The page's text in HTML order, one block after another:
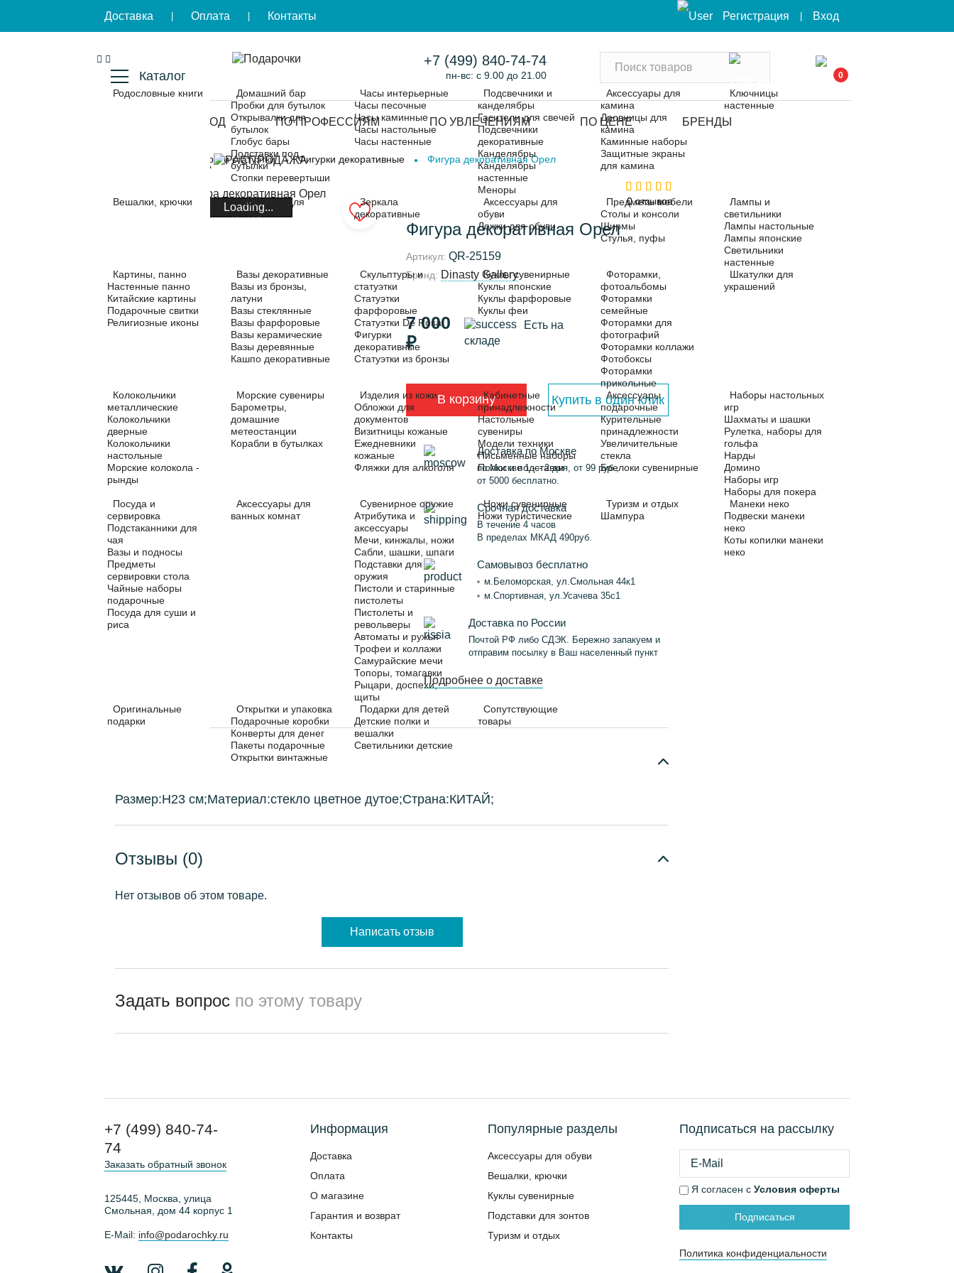
Доставка Оплата Контакты Регистрация Вход
ПОВОД ПО ПРОФЕССИЯМ ПО УВЛЕЧЕНИЯМ ПО ЦЕНЕ БРЕНДЫ
РАСПРОДАЖА
Каталог
Родословные книги
Домашний бар
Пробки для бутылок
Открывалки для
бутылок
Глобус бары
Подставки под
бутылки
Стопки перевертыши
Часы интерьерные
Часы песочные
Часы каминные
Часы настольные
Часы настенные
Подсвечники и
канделябры
Гасители для свечей
Подсвечники
декоративные
Канделябры
Канделябры
настенные
Меноры
Аксессуары для
камина
Дровницы для
камина
Каминные наборы
Защитные экраны
для камина
Ключницы
настенные
Вешалки, крючки
Подставки для
зонтов
Зеркала
декоративные
Аксессуары для
обуви
Ложки для обуви
Предметы мебели
Столы и консоли
Ширмы
Стулья, пуфы
Лампы и
светильники
Лампы настольные
Лампы японские
Светильники
настенные
Картины, панно
Настенные панно
Китайские картины
Подарочные свитки
Религиозные иконы
Вазы декоративные
Вазы из бронзы,
латуни
Вазы стеклянные
Вазы фарфоровые
Вазы керамические
Вазы деревянные
Кашпо декоративные
Скульптуры и
статуэтки
Статуэтки
фарфоровые
Статуэтки De Rosa
Фигурки
декоративные
Статуэтки из бронзы
Куклы сувенирные
Куклы японские
Куклы фарфоровые
Куклы феи
Фоторамки,
фотоальбомы
Фоторамки
семейные
Фоторамки для
фотографий
Фоторамки коллажи
Фотобоксы
Фоторамки
прикольные
Шкатулки для
украшений
Колокольчики
металлические
Колокольчики
дверные
Колокольчики
настольные
Морские колокола -
рынды
Морские сувениры
Барометры,
домашние
метеостанции
Корабли в бутылках
Изделия из кожи
Обложки для
документов
Визитницы кожаные
Ежедневники
кожаные
Фляжки для алкоголя
Кабинетные
принадлежности
Настольные
сувениры
Модели техники
Письменные наборы
Полки и подставки
Аксессуары
подарочные
Курительные
принадлежности
Увеличительные
стекла
Брелоки сувенирные
Наборы настольных
игр
Шахматы и шашки
Рулетка, наборы для
гольфа
Нарды
Домино
Наборы игр
Наборы для покера
Посуда и
сервировка
Подстаканники для
чая
Вазы и подносы
Предметы
сервировки стола
Чайные наборы
подарочные
Посуда для суши и
риса
Аксессуары для
ванных комнат
Сувенирное оружие
Атрибутика и
аксессуары
Мечи, кинжалы, ножи
Сабли, шашки, шпаги
Подставки для
оружия
Пистоли и старинные
пистолеты
Пистолеты и
револьверы
Автоматы и ружья
Трофеи и коллажи
Самурайские мечи
Топоры, томагавки
Рыцари, доспехи,
щиты
Ножи сувенирные
Ножи туристические
Туризм и отдых
Шампура
Манеки неко
Подвески манеки
неко
Коты копилки манеки
неко
Оригинальные
подарки
Открытки и упаковка
Подарочные коробки
Конверты для денег
Пакеты подарочные
Открытки винтажные
Подарки для детей
Детские полки и
вешалки
Светильники детские
Сопутствующие
товары
+7 (499) 840-74-74
пн-вс: с 9.00 до 21.00 0
Скульптуры и статуэтки Фигурки декоративные Фигура декоративная Орел
Loading... 0 отзывов
Фигура декоративная Орел
Артикул: QR-25159
Бренд: Dinasty Gallery
0 отзывов
7 000
₽
Есть на
складе
В корзину Купить в один клик
Доставка по Москве
по Москве 1 — 2 дня, от 99 руб.,
от 5000 бесплатно.
Срочная доставка
В течение 4 часов
В пределах МКАД 490руб.
Самовывоз бесплатно
м.Беломорская, ул.Смольная 44к1
м.Спортивная, ул.Усачева 35с1
Доставка по России
Почтой РФ либо СДЭК. Бережно запакуем и
отправим посылку в Ваш населенный пункт
Подробнее о доставке
Размер:H23 см;Материал:стекло цветное дутое;Страна:КИТАЙ;
Отзывы (0)
Нет отзывов об этом товаре.
Написать отзыв
Задать вопрос по этому товару
+7 (499) 840-74-
74
Заказать обратный звонок
125445, Москва, улица
Смольная, дом 44 корпус 1
E-Mail: info@podarochky.ru
Информация
Доставка
Оплата
О магазине
Гарантия и возврат
Контакты
Популярные разделы
Аксессуары для обуви
Вешалки, крючки
Куклы сувенирные
Подставки для зонтов
Туризм и отдых
Подписаться на рассылку
Я согласен с Условия оферты
Подписаться
Политика конфиденциальности